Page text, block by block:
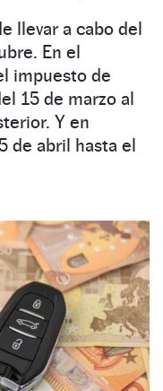
llevar a cabo del
En el
impuesto de
15 de marzo al
Y en
de abril hasta el